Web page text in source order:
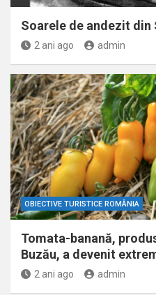
Soarele de andezit din
2 ani ago admin
OBIECTIVE TURISTICE ROMÂNIA
Tomata-banană,
Buzău, a devenit
2 ani ago admin